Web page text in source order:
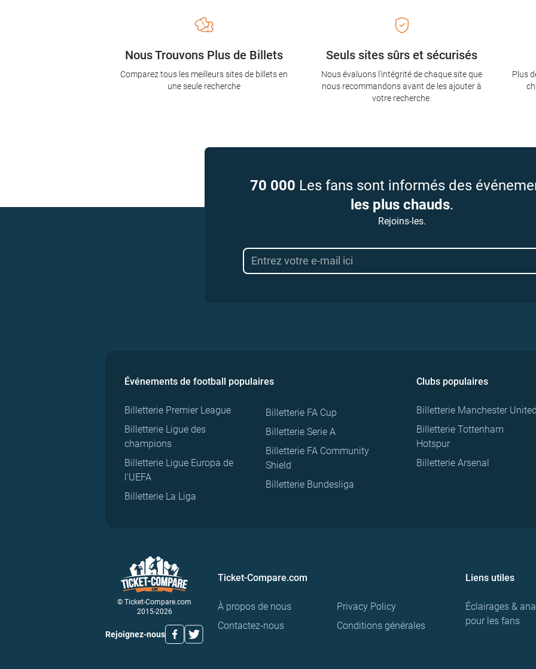
Seuls sites sûrs et sécurisés
Nous évaluons l'intégrité de chaque site que
nous recommandons avant de les ajouter à
votre recherche.
Nous Trouvons Plus de Billets
Comparez tous les meilleurs sites de billets en
une seule recherche
Plus
70 000 Les fans sont informés des
les plus chauds.
Rejoins-les.
Événements de football populaires
Billetterie Premier League
Billetterie Ligue des
champions
Billetterie Ligue Europa de
l'UEFA
Billetterie La Liga
Billetterie FA Cup
Billetterie Serie A
Billetterie FA Community
Shield
Billetterie Bundesliga
Clubs populaires
Billetterie Manchester
Billetterie Tottenham
Hotspur
Billetterie Arsenal
© Ticket-Compare.com
2015-2026
Rejoignez-nous
Ticket-Compare.com
À propos de nous
Contactez-nous
Privacy Policy
Conditions générales
Liens utiles
Éclairages &
pour les fans